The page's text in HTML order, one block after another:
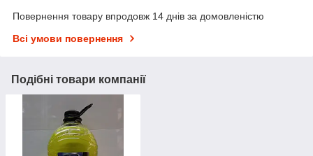
Повернення товару впродовж 14 днів за домовленістю
Всі умови повернення
Подібні товари компанії